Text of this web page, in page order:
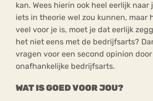
kan. Wees hierin ook heel eerlijk naar
iets in theorie wel zou kunnen, maar
veel voor je is, moet je dat eerlijk
het niet eens met de bedrijfsarts?
vragen voor een second opinion
onafhankelijke bedrijfsarts.
WAT IS GOED VOOR JOU?